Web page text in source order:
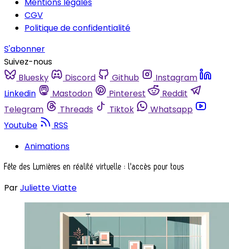
Mentions légales
CGV
Politique de confidentialité
S'abonner
Suivez-nous
Bluesky
Discord Github
Instagram
Linkedin
Mastodon Pinterest
Reddit
Telegram
Threads Tiktok
Whatsapp
Youtube
RSS
Animations
Fête des Lumières en réalité virtuelle : l'accès pour tous
ParJuliette Viatte